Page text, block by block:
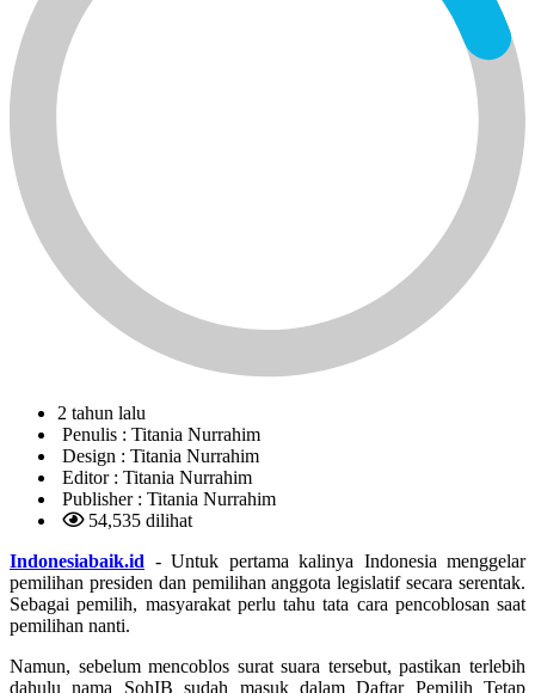
2 tahun lalu
Penulis : Titania Nurrahim
Design : Titania Nurrahim
Editor : Titania Nurrahim
Publisher : Titania Nurrahim
54,535 dilihat
Indonesiabaik.id - Untuk pertama kalinya Indonesia menggelar
pemilihan presiden dan pemilihan anggota legislatif secara serentak.
Sebagai pemilih, masyarakat perlu tahu tata cara pencoblosan saat
pemilihan nanti.
Namun, sebelum mencoblos surat suara tersebut, pastikan terlebih
dahulu nama SohIB sudah masuk dalam Daftar Pemilih Tetap